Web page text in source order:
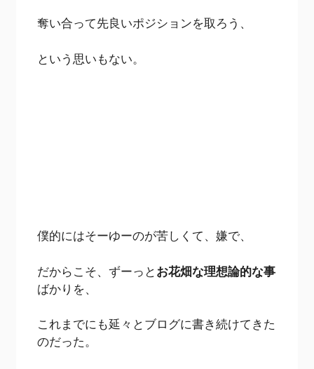
奪い合って先良いポジションを取ろう、
という思いもない。
僕的にはそーゆーのが苦しくて、嫌で、
だからこそ、ずーっとお花畑な理想論的な事
ばかりを、
これまでにも延々とブログに書き続けてきた
のだった。